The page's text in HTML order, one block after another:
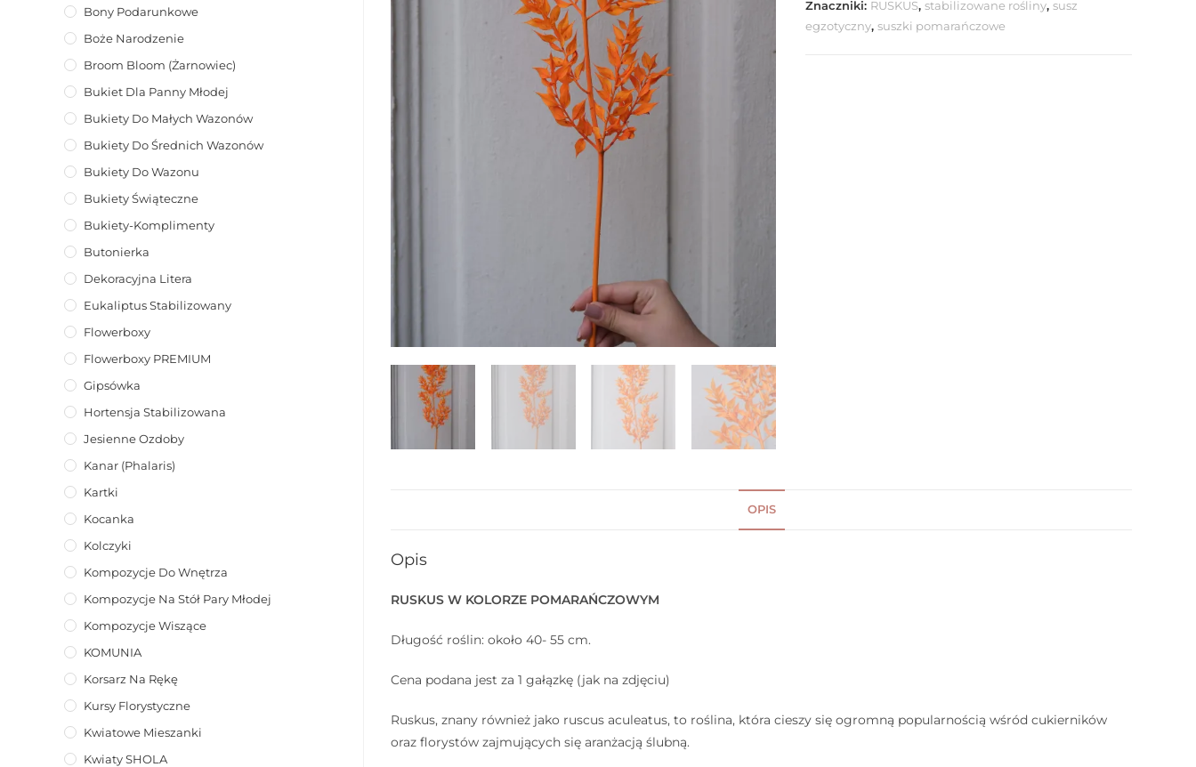
Znaczniki: RUSKUS,stabilizowane rośliny,susz
egzotyczny,suszki pomarańczowe
OPIS
Opis
RUSKUS W KOLORZE POMARAŃCZOWYM
Długość roślin: około 40- 55 cm.
Cena podana jest za 1 gałązkę (jak na zdjęciu)
Ruskus, znany również jako ruscus aculeatus, to roślina, która cieszy się ogromną popularnością wśród cukierników
oraz florystów zajmujących się aranżacją ślubną.
Bony Podarunkowe
Boże Narodzenie
Broom Bloom (żarnowiec)
Bukiet Dla Panny Młodej
Bukiety Do Małych Wazonów
Bukiety Do Średnich Wazonów
Bukiety Do Wazonu
Bukiety Świąteczne
Bukiety-Komplimenty
Butonierka
Dekoracyjna Litera
Eukaliptus Stabilizowany
Flowerboxy
Flowerboxy PREMIUM
Gipsówka
Hortensja Stabilizowana
Jesienne Ozdoby
Kanar (phalaris)
Kartki
Kocanka
Kolczyki
Kompozycje Do Wnętrza
Kompozycje Na Stół Pary Młodej
Kompozycje Wiszące
KOMUNIA
Korsarz Na Rękę
Kursy Florystyczne
Kwiatowe Mieszanki
Kwiaty SHOLA